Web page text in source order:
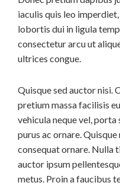
iaculis quis leo
lobortis dui in ligula
consectetur arcu ut
ultrices congue.
Quisque sed auctor nisi.
pretium massa facilisis
vehicula neque vel, porta
purus ac ornare.
consequat ornare. Nulla
auctor ipsum
metus. Proin a faucibus